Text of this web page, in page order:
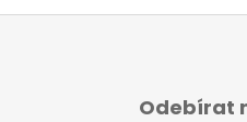
Odebírat